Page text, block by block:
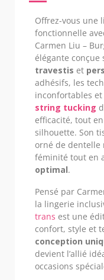
Offrez-vous une
fonctionnelle
Carmen Liu –
élégante conçue
travestis et
adhésifs, les
inconfortables
string tucking
efficacité, tout
silhouette. Son
orné de dentelle
féminité tout en
optimal.
Pensé par
la lingerie
trans est une
confort, style et
conception
devient l’allié
occasions